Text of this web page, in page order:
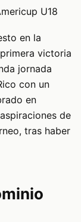
U18
en la
victoria
jornada
con un
en
de
tras haber